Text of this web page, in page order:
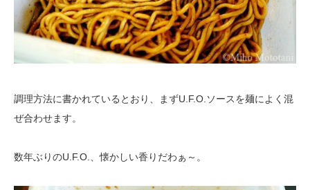
調理方法に書かれているとおり、まずU.F.O.ソースを麺によく混
ぜ合わせます。
数年ぶりのU.F.O.、懐かしい香りだわぁ～。